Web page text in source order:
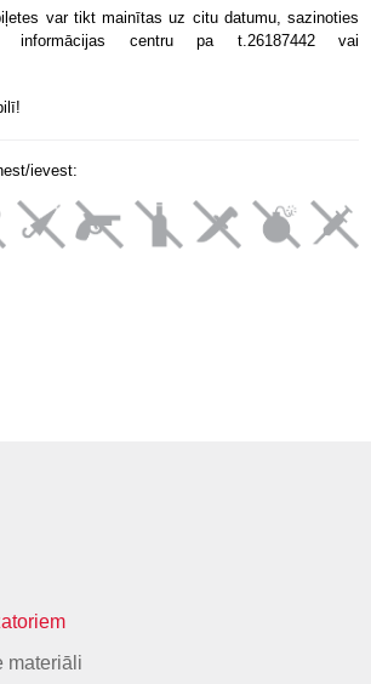
var tikt mainītas uz citu datumu, sazinoties
centru pa t.26187442 vai
ievest:
materiāli